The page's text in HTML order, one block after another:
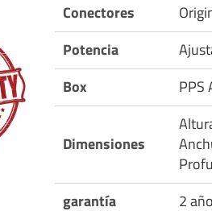
Conectores
Potencia
Box
PPS
Dimensiones
garantía
2